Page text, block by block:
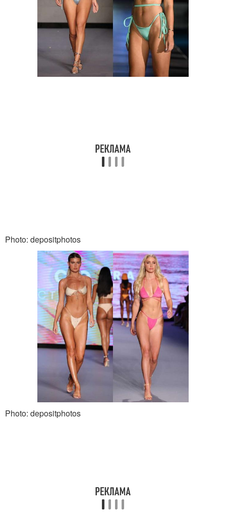
Photo: depositphotos
Photo: depositphotos